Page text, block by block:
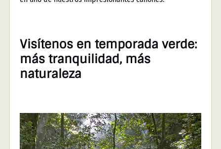
Visítenos en temporada verde:
más tranquilidad, más
naturaleza